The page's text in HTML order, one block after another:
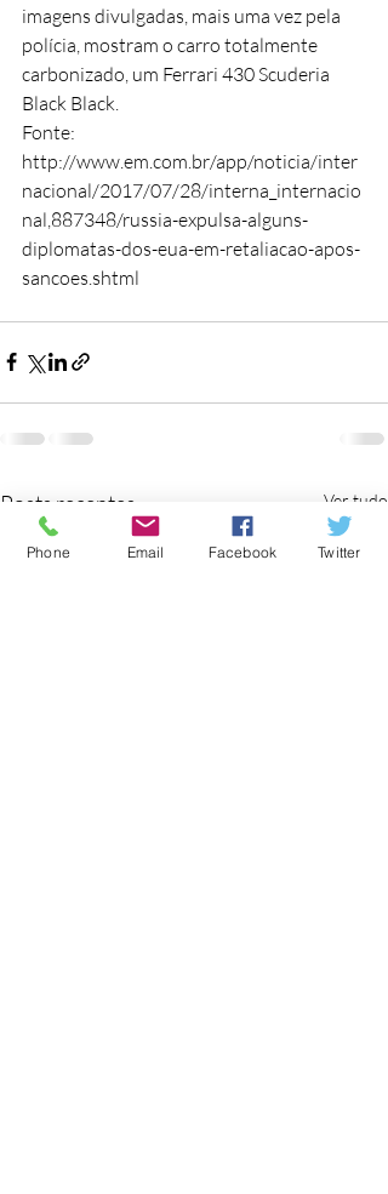
imagens divulgadas, mais uma vez pela
polícia, mostram o carro totalmente
carbonizado, um Ferrari 430 Scuderia
Black Black.
Fonte:
http://www.em.com.br/app/noticia/inter
nacional/2017/07/28/interna_internacio
nal,887348/russia-expulsa-alguns-
diplomatas-dos-eua-em-retaliacao-apos-
sancoes.shtml
Posts recentes Ver tudo
Phone Email Facebook Twitter